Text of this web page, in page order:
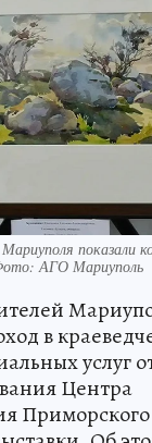
Мариуполя показали
АГО Мариуполь
в
услуг
Центра